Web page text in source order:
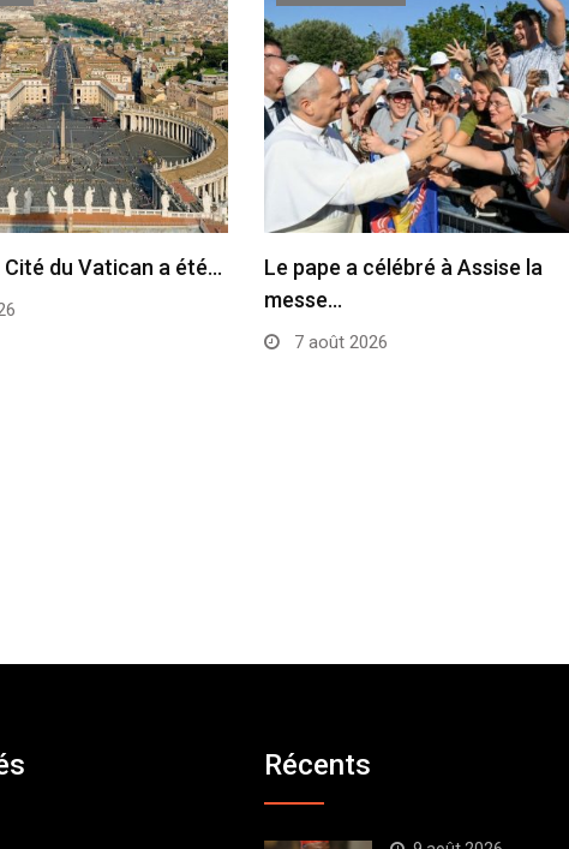
Cité du Vatican a été…
Le pape a célébré à Assise la
messe…
7 août 2026
Récents